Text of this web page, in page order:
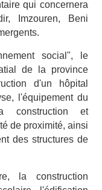
qui concernera
Imzouren, Beni
social", le
de la province
d'un hôpital
l'équipement du
construction et
de proximité, ainsi
des structures de
la construction